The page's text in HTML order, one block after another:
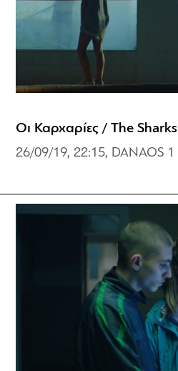
Οι Καρχαρίες / The Sharks
26/09/19, 22:15, DANAOS 1